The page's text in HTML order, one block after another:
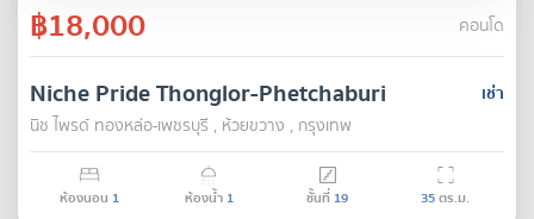
฿18,000 คอนโด
เช่า
Niche Pride Thonglor-Phetchaburi
นิช ไพรด์ ทองหล่อ-เพชรบุรี , ห้วยขวาง , กรุงเทพ
ห้องนอน 1 ห้องน้ำ 1 ชั้นที่ 19 35ตร.ม.